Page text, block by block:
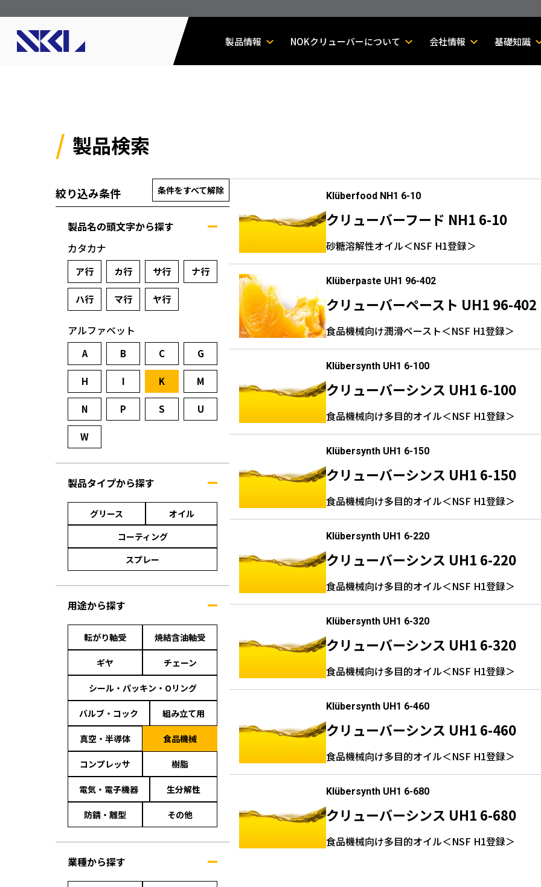
製品情報 NOKクリューバーについて 会社情報 基礎知識
製品検索
絞り込み条件 条件をすべて解除
製品名の頭文字から探す
カタカナ
ア行 カ行 サ行 ナ行
ハ行 マ行 ヤ行
アルファベット
A B C G
H I K M
N P S U
W
製品タイプから探す
グリース
オイル
コーティング
スプレー
用途から探す
転がり軸受 焼結含油軸受
ギヤ チェーン
シール・パッキン・Oリング
バルブ・コック 組み立て用
真空・半導体 食品機械
コンプレッサ 樹脂
電気・電子機器 生分解性
防錆・離型 その他
業種から探す
Klüberfood NH1 6-10
クリューバーフード NH1 6-10
砂糖溶解性オイル＜NSF H1登録＞
Klüberpaste UH1 96-402
クリューバーペースト UH1 96-402
食品機械向け潤滑ペースト＜NSF H1登録＞
Klübersynth UH1 6-100
クリューバーシンス UH1 6-100
食品機械向け多目的オイル＜NSF H1登録＞
Klübersynth UH1 6-150
クリューバーシンス UH1 6-150
食品機械向け多目的オイル＜NSF H1登録＞
Klübersynth UH1 6-220
クリューバーシンス UH1 6-220
食品機械向け多目的オイル＜NSF H1登録＞
Klübersynth UH1 6-320
クリューバーシンス UH1 6-320
食品機械向け多目的オイル＜NSF H1登録＞
Klübersynth UH1 6-460
クリューバーシンス UH1 6-460
食品機械向け多目的オイル＜NSF H1登録＞
Klübersynth UH1 6-680
クリューバーシンス UH1 6-680
食品機械向け多目的オイル＜NSF H1登録＞